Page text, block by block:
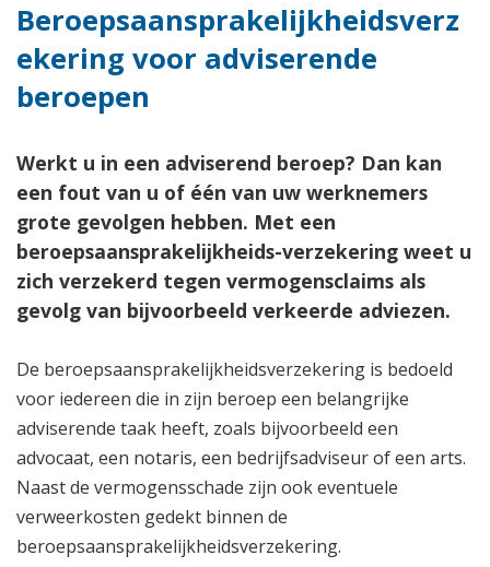
Beroepsaansprakelijkheidsverz
ekering voor adviserende
beroepen
Werkt u in een adviserend beroep? Dan kan
een fout van u of één van uw werknemers
grote gevolgen hebben. Met een
beroepsaansprakelijkheids-verzekering weet u
zich verzekerd tegen vermogensclaims als
gevolg van bijvoorbeeld verkeerde adviezen.
De beroepsaansprakelijkheidsverzekering is bedoeld
voor iedereen die in zijn beroep een belangrijke
adviserende taak heeft, zoals bijvoorbeeld een
advocaat, een notaris, een bedrijfsadviseur of een arts.
Naast de vermogensschade zijn ook eventuele
verweerkosten gedekt binnen de
beroepsaansprakelijkheidsverzekering.